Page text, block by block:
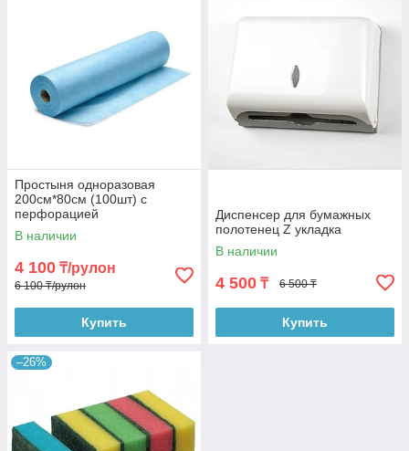
Простыня одноразовая
200см*80см (100шт) с
перфорацией
В наличии
4 100 ₸/рулон
6 100 ₸/рулон
Купить
Диспенсер для бумажных
полотенец Z укладка
В наличии
4 500 ₸ 6 500 ₸
Купить
–26%